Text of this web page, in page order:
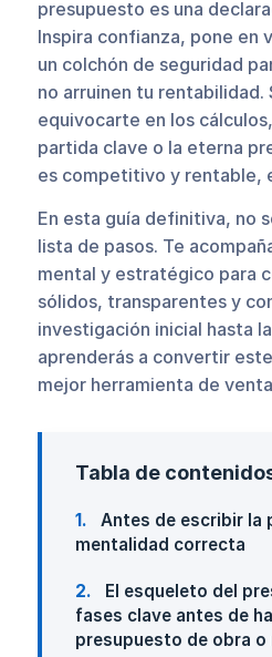
presupuesto es una
Inspira confianza, pone en
un colchón de seguridad
no arruinen tu rentabilidad.
equivocarte en los
partida clave o la eterna
es competitivo y rentable,
En esta guía definitiva, no
lista de pasos. Te
mental y estratégico para
sólidos, transparentes y
investigación inicial hasta
aprenderás a convertir
mejor herramienta de
Tabla de
1
Antes de escribir la
mentalidad correcta
2
El esqueleto del
fases clave antes de
presupuesto de obra o